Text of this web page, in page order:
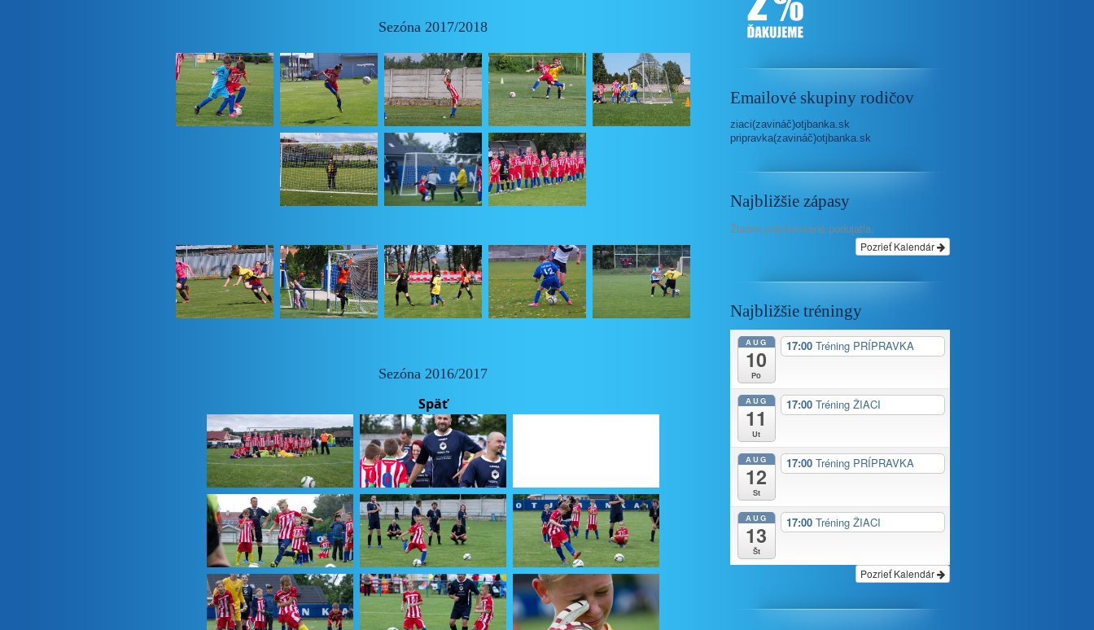
Emailové skupiny rodičov
ziaci(zavináč)otjbanka.sk
pripravka(zavináč)otjbanka.sk
Najbližšie zápasy
Žiadne pripravované podujatia.
Pozrieť Kalendár
Najbližšie tréningy
AUG
10
Po
17:00 Tréning PRÍPRAVKA
AUG
11
Ut
17:00 Tréning ŽIACI
AUG
12
St
17:00 Tréning PRÍPRAVKA
AUG
13
Št
17:00 Tréning ŽIACI
Pozrieť Kalendár
Sezóna 2017/2018
Sezóna 2016/2017
Späť